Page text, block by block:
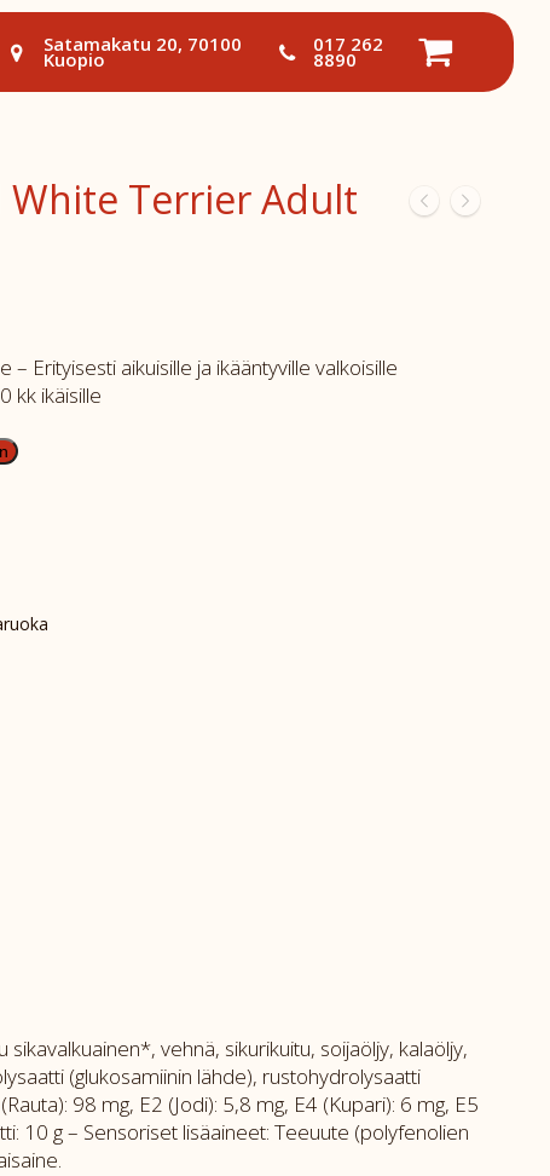
Satamakatu 20, 70100
Kuopio
017 262
8890
White Terrier Adult
– Erityisesti aikuisille ja ikääntyville valkoisille
kk ikäisille
vehnä, sikurikuitu, soijaöljy, kalaöljy,
(glukosamiinin lähde), rustohydrolysaatti
98 mg, E2 (Jodi): 5,8 mg, E4 (Kupari): 6 mg, E5
10 g – Sensoriset lisäaineet: Teeuute (polyfenolien